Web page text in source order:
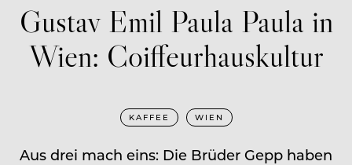
Gustav Emil Paula Paula in
Wien: Coiffeurhauskultur
KAFFEE WIEN
Aus drei mach eins: Die Brüder Gepp haben